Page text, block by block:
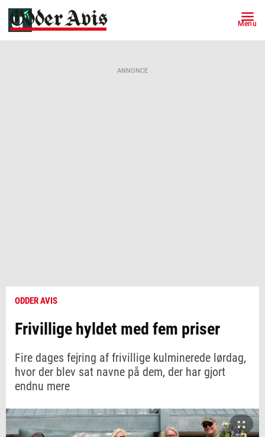
Menu
ANNONCE
ODDER AVIS
Frivillige hyldet med fem priser
Fire dages fejring af frivillige kulminerede lørdag,
hvor der blev sat navne på dem, der har gjort
endnu mere